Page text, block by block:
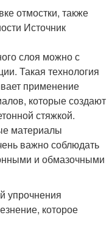
отмостки, также
Источник
слоя можно с
Такая технология
применение
которые создают
стяжкой.
материалы
важно соблюдать
и обмазочными
упрочнения
которое